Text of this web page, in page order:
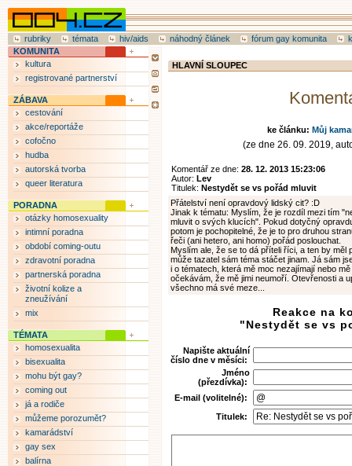
rubriky témata hiv/aids náhodný článek fórum gay komunita
HLAVNÍ SLOUPEC
ke článku: Můj
(ze dne 26. 09. 2019,
Komentář ze dne: 28. 12. 2013 15:23:06
Autor: Lev
Titulek: Nestydět se vs pořád mluvit
Přátelství není opravdový lidský cit? :D
Jinak k tématu: Myslím, že je rozdíl mezi tím
mluvit o svých klucích". Pokud dotyčný
potom je pochopitelné, že je to pro druhou
řeči (ani hetero, ani homo) pořád poslouchat.
Myslím ale, že se to dá příteli říci, a ten by měl
může tazatel sám téma stáčet jinam. Já sám
i o tématech, která mě moc nezajímají nebo
očekávám, že mě jimi neumoří. Otevřenosti a
všechno má své meze...
Reakce na
"Nestydět se vs
Napište aktuální
číslo dne v měsíci:
Jméno
(přezdívka):
E-mail (volitelné):
Titulek:
KOMUNITA
kultura
registrované partnerství
ZÁBAVA
cestování
akce/reportáže
cofočno
hudba
autorská tvorba
queer literatura
PORADNA
otázky homosexuality
intimní poradna
období coming-outu
zdravotní poradna
partnerská poradna
životní kolize a
zneužívání
mix
TÉMATA
homosexualita
bisexualita
mohu být gay?
coming out
já a rodiče
můžeme porozumět?
kamarádství
gay sex
balírna